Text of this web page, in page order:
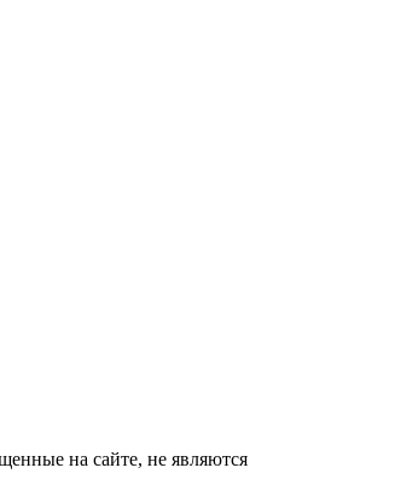
на сайте, не являются